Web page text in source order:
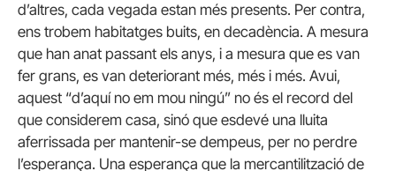
d’altres, cada vegada estan més presents. Per contra,
ens trobem habitatges buits, en decadència. A mesura
que han anat passant els anys, i a mesura que es van
fer grans, es van deteriorant més, més i més. Avui,
aquest “d’aquí no em mou ningú” no és el record del
que considerem casa, sinó que esdevé una lluita
aferrissada per mantenir-se dempeus, per no perdre
l’esperança. Una esperança que la mercantilització de